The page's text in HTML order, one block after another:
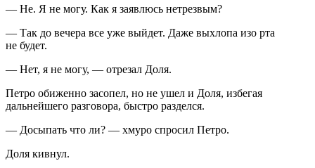
— Не. Я не могу. Как я заявлюсь нетрезвым?
— Так до вечера все уже выйдет. Даже выхлопа изо рта
не будет.
— Нет, я не могу, — отрезал Доля.
Петро обиженно засопел, но не ушел и Доля, избегая
дальнейшего разговора, быстро разделся.
— Досыпать что ли? — хмуро спросил Петро.
Доля кивнул.